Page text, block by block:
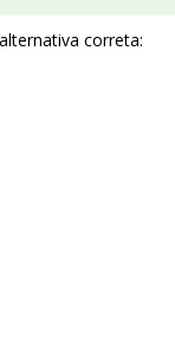
correta: